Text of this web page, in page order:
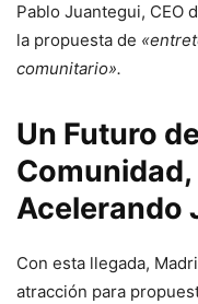
Pablo Juantegui, CEO
la propuesta de
comunitario».
Un Futuro
Acelerando
Con esta llegada,
atracción para